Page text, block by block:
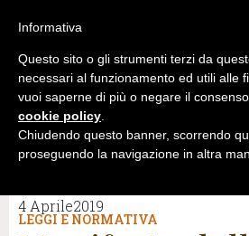
4 Aprile2019
LEGGI E NORMATIVA
Informativa
Questo sito o gli strumenti terzi da
necessari al funzionamento ed utili alle
vuoi saperne di più o negare il
cookie policy.
Chiudendo questo banner, scorrendo
proseguendo la navigazione in altra